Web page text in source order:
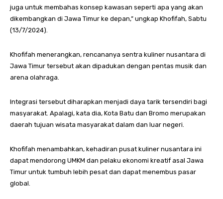
juga untuk membahas konsep kawasan seperti apa yang akan
dikembangkan di Jawa Timur ke depan,” ungkap Khofifah, Sabtu
(13/7/2024).
Khofifah menerangkan, rencananya sentra kuliner nusantara di
Jawa Timur tersebut akan dipadukan dengan pentas musik dan
arena olahraga.
Integrasi tersebut diharapkan menjadi daya tarik tersendiri bagi
masyarakat. Apalagi, kata dia, Kota Batu dan Bromo merupakan
daerah tujuan wisata masyarakat dalam dan luar negeri.
Khofifah menambahkan, kehadiran pusat kuliner nusantara ini
dapat mendorong UMKM dan pelaku ekonomi kreatif asal Jawa
Timur untuk tumbuh lebih pesat dan dapat menembus pasar
global.